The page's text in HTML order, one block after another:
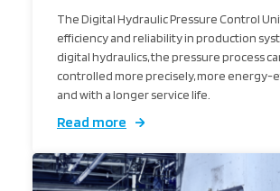
The Digital Hydraulic Pressure Control
efficiency and reliability in production
digital hydraulics, the pressure process
controlled more precisely, more energy-
and with a longer service life.
Read more